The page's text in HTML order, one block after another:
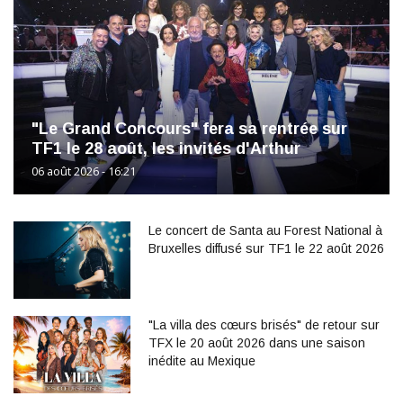
"Le Grand Concours" fera sa rentrée sur
TF1 le 28 août, les invités d'Arthur
06 août 2026 - 16:21
Le concert de Santa au Forest National à
Bruxelles diffusé sur TF1 le 22 août 2026
"La villa des cœurs brisés" de retour sur
TFX le 20 août 2026 dans une saison
inédite au Mexique